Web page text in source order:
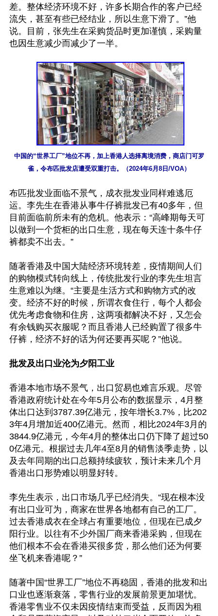
差。整体经济环境不好，许多长期合作的客户已经
流失，甚至有些已经结业，所以生意下滑了。”他
说。目前，张先生在采购货品时更加谨慎，采购量
也因生意减少而减少了一半。
中国的“世界工厂”地位不再，加上香港人选择离境消费，商店门可罗
雀，令布匹批发店遭受双重打击。（2024年6月8日/VOA）
布匹批发业面临不景气，成衣批发业同样难逃厄
运。李先生在香港从事牛仔裤批发已有40多年，但
目前面临前所未有的危机。他表示：“高峰期每天可
以做到一个货柜的出口生意，现在每天连十条牛仔
裤都卖不出去。”
随著香港及中国大陆经济环境转差，疫情期间人们
的购物模式转向线上，传统批发行业的李先生坦言
生意难以为继。“主要是生活方式和购物方式的改
变。经济不好的时候，所谓衣食住行，每个人都会
优先考虑食物和住房，这两项都解决不好，又怎会
有余钱购买衣服呢？而且香港人已经购置了很多牛
仔裤，经济不好的话为何还要再买呢？”他说。
批发及出口业沦为夕阳工业
香港本地市场不景气，出口贸易也难言乐观。尽管
香港政府统计处在今年5月公布的数据显示，4月整
体出口达到3787.39亿港元，按年增长3.7%，比202
3年4月增加近400亿港元。然而，相比2024年3月的
3844.9亿港元，今年4月的整体出口仍下降了超过50
0亿港元。根据过去几年4至8月的销售淡季走势，以
及去年同期的出口总额持续疲软，预计未来几个月
香港出口形势难以明显好转。
李先生表示，出口市场几乎已经消失。“现在根本没
有出口业可为，商家在世界各地都有自己的工厂。
过去香港成衣在全球占有重要地位，但现在已成夕
阳行业。以往有不少外国厂商来香港采购，但现在
他们根本不会在香港买很多货，那么他们还为何要
坐飞机来香港呢？”
随著中国“世界工厂”地位不再稳固，香港的批发和出
口业也逐渐衰落，零售行业的发展前景更加堪忧。
香港零售业不仅未因疫情结束而受益，反而因为租